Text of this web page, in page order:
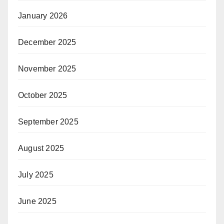
January 2026
December 2025
November 2025
October 2025
September 2025
August 2025
July 2025
June 2025